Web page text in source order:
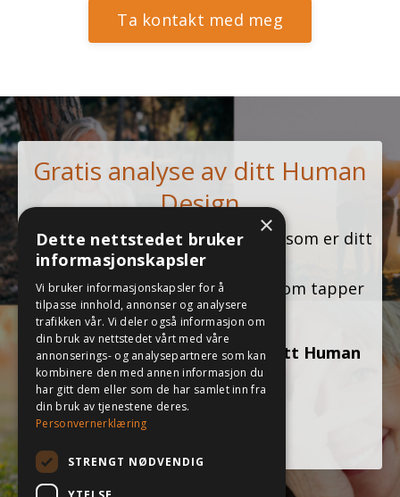
Ta kontakt med meg
Gratis analyse av ditt Human
Design
Forstå mer av hvem er du og hva som er ditt
potenstiale,
hva som gir deg energi og hva som tapper
deg.
Få en gratis mini-analyse av ditt Human
Design.
×
Dette nettstedet bruker
informasjonskapsler
Vi bruker informasjonskapsler for å
tilpasse innhold, annonser og analysere
trafikken vår. Vi deler også informasjon om
din bruk av nettstedet vårt med våre
annonserings- og analysepartnere som kan
kombinere den med annen informasjon du
har gitt dem eller som de har samlet inn fra
din bruk av tjenestene deres.
Personvernerklæring
STRENGT NØDVENDIG